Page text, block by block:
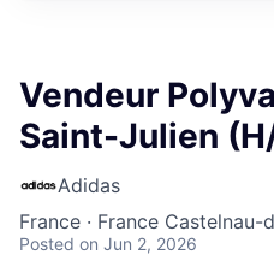
Vendeur
Saint-Julien
Adidas
France · France Castelnau-
Posted on Jun 2, 2026